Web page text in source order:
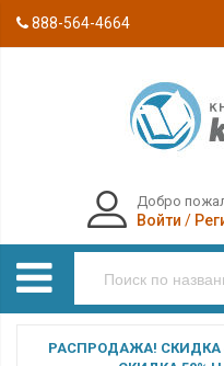
888-564-4664
Добро
Войти /
РАСПРОДАЖА! СКИДКА